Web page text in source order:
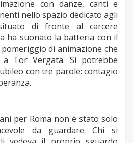
con danze, canti e
nello spazio dedicato agli
di fronte al carcere
ha suonato la batteria con il
di animazione che
a Tor Vergata. Si potrebbe
con tre parole: contagio
per Roma non è stato solo
da guardare. Chi si